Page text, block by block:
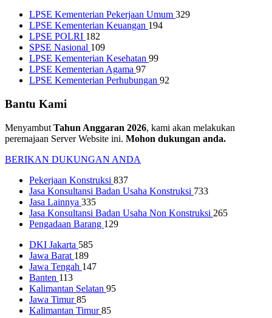
LPSE Kementerian Pekerjaan Umum 329
LPSE Kementerian Keuangan 194
LPSE POLRI 182
SPSE Nasional 109
LPSE Kementerian Kesehatan 99
LPSE Kementerian Agama 97
LPSE Kementerian Perhubungan 92
Bantu Kami
Menyambut Tahun Anggaran 2026, kami akan melakukan
peremajaan Server Website ini. Mohon dukungan anda.
BERIKAN DUKUNGAN ANDA
Pekerjaan Konstruksi 837
Jasa Konsultansi Badan Usaha Konstruksi 733
Jasa Lainnya 335
Jasa Konsultansi Badan Usaha Non Konstruksi 265
Pengadaan Barang 129
DKI Jakarta 585
Jawa Barat 189
Jawa Tengah 147
Banten 113
Kalimantan Selatan 95
Jawa Timur85
Kalimantan Timur85